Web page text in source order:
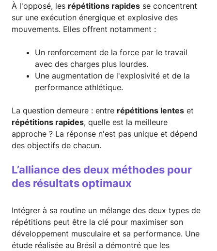
À l'opposé, les répétitions rapides se concentrent
sur une exécution énergique et explosive des
mouvements. Elles offrent notamment :
Un renforcement de la force par le travail
avec des charges plus lourdes.
Une augmentation de l'explosivité et de la
performance athlétique.
La question demeure : entre répétitions lentes et
répétitions rapides, quelle est la meilleure
approche ? La réponse n'est pas unique et dépend
des objectifs de chacun.
L’alliance des deux méthodes pour
des résultats optimaux
Intégrer à sa routine un mélange des deux types de
répétitions peut être la clé pour maximiser son
développement musculaire et sa performance. Une
étude réalisée au Brésil a démontré que les